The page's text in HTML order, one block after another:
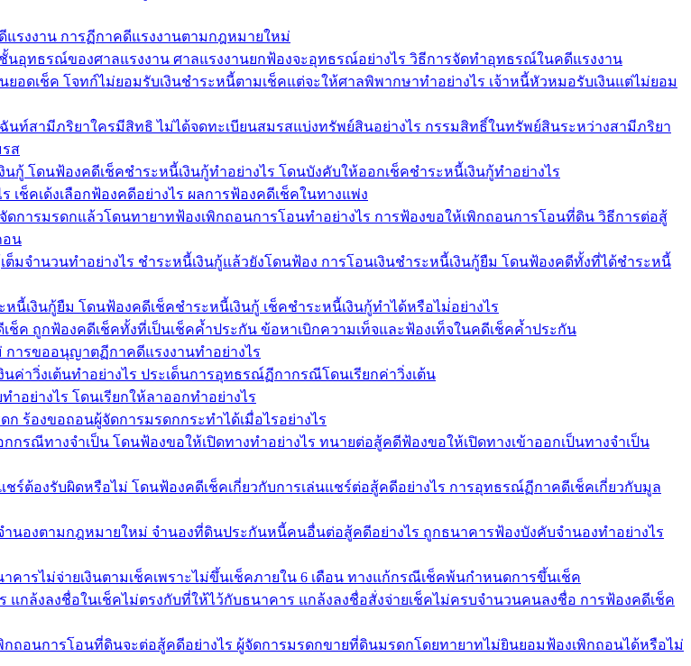
รงงาน การฏีกาคดีแรงงานตามกฎหมายใหม่
อุทธรณ์ของศาลแรงงาน ศาลแรงงานยกฟ้องจะอุทธรณ์อย่างไร วิธีการจัดทำอุทธรณ์ในคดีแรงงาน
ยอดเช็ค โจทก์ไม่ยอมรับเงินชำระหนี้ตามเช็คแต่จะให้ศาลพิพากษาทำอย่างไร เจ้าหนี้หัวหมอรับเงินแต่ไม่ยอม
ท์สามีภริยาใครมีสิทธิ ไม่ได้จดทะเบียนสมรสแบ่งทรัพย์สินอย่างไร กรรมสิทธิ์ในทรัพย์สินระหว่างสามีภริยา
รส
โดนฟ้องคดีเช็คชำระหนี้เงินกู้ทำอย่างไร โดนบังคับให้ออกเช็คชำระหนี้เงินกู้ทำอย่างไร
ช็คเด้งเลือกฟ้องคดีอย่างไร ผลการฟ้องคดีเช็คในทางแพ่ง
ารมรดกแล้วโดนทายาทฟ้องเพิกถอนการโอนทำอย่างไร การฟ้องขอให้เพิกถอนการโอนที่ดิน วิธีการต่อสู้
อน
ต็มจำนวนทำอย่างไร ชำระหนี้เงินกู้แล้วยังโดนฟ้อง การโอนเงินชำระหนี้เงินกู้ยืม โดนฟ้องคดีทั้งที่ได้ชำระหนี้
เงินกู้ยืม โดนฟ้องคดีเช็คชำระหนี้เงินกู้ เช็คชำระหนี้เงินกู้ทำได้หรือไม่่อย่างไร
ค ถูกฟ้องคดีเช็คทั้งที่เป็นเช็คค้ำประกัน ข้อหาเบิกความเท็จและฟ้องเท็จในคดีเช็คค้ำประกัน
ารขออนุญาตฏีกาคดีแรงงานทำอย่างไร
นค่าวิ่งเต้นทำอย่างไร ประเด็นการอุทธรณ์ฏีกากรณีโดนเรียกค่าวิ่งเต้น
อย่างไร โดนเรียกให้ลาออกทำอย่างไร
ร้องขอถอนผู้จัดการมรดกกระทำได้เมื่อไรอย่างไร
กรณีทางจำเป็น โดนฟ้องขอให้เปิดทางทำอย่างไร ทนายต่อสู้คดีฟ้องขอให้เปิดทางเข้าออกเป็นทางจำเป็น
ต้องรับผิดหรือไม่ โดนฟ้องคดีเช็คเกี่ยวกับการเล่นแชร์ต่อสู้คดีอย่างไร การอุทธรณ์ฏีกาคดีเช็คเกี่ยวกับมูล
นองตามกฎหมายใหม่ จำนองที่ดินประกันหนี้คนอื่นต่อสู้คดีอย่างไร ถูกธนาคารฟ้องบังคับจำนองทำอย่างไร
คารไม่จ่ายเงินตามเช็คเพราะไม่ขึ้นเช็คภายใน 6 เดือน ทางแก้กรณีเช็คพ้นกำหนดการขึ้นเช็ค
แกล้งลงชื่อในเช็คไม่ตรงกับที่ให้ไว้กับธนาคาร แกล้งลงชื่อสั่งจ่ายเช็คไม่ครบจำนวนคนลงชื่อ การฟ้องคดีเช็ค
ถอนการโอนที่ดินจะต่อสู้คดีอย่างไร ผู้จัดการมรดกขายที่ดินมรดกโดยทายาทไม่ยินยอมฟ้องเพิกถอนได้หรือไม่